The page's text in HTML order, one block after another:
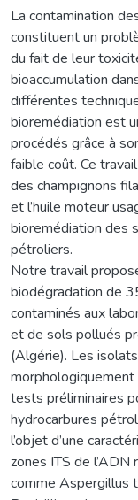
La contamination
constituent un
du fait de leur
bioaccumulation
différentes
bioremédiation est
procédés grâce à
faible coût. Ce
des champignons
et l’huile moteur
bioremédiation des
pétroliers.
Notre travail
biodégradation de
contaminés aux
et de sols pollués
(Algérie). Les
tests préliminaires
hydrocarbures
l’objet d’une
zones ITS de
comme Aspergillus